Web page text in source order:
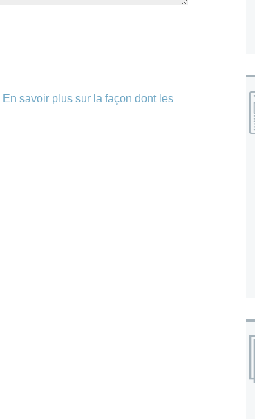
En savoir plus sur la façon dont les